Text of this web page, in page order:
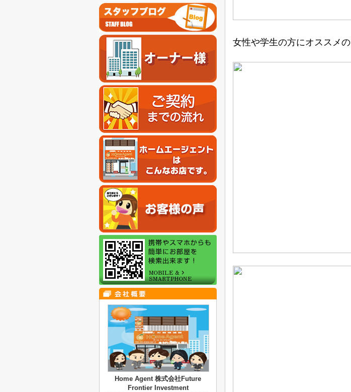
女性や学生の方にオススメの
Home Agent 株式会社Future
Frontier Investment